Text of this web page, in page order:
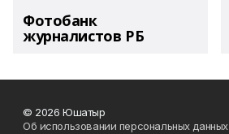
Фотобанк
журналистов РБ
© 2026 Юшатыр
Об использовании персональных данных